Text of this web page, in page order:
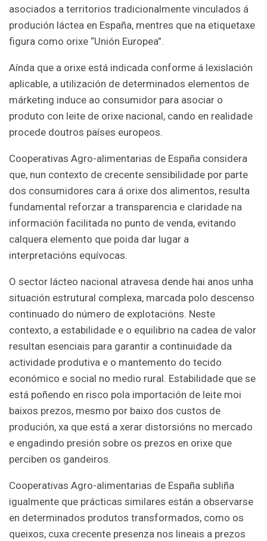
asociados a territorios tradicionalmente vinculados á
produción láctea en España, mentres que na etiquetaxe
figura como orixe “Unión Europea”.
Aínda que a orixe está indicada conforme á lexislación
aplicable, a utilización de determinados elementos de
márketing induce ao consumidor para asociar o
produto con leite de orixe nacional, cando en realidade
procede doutros países europeos.
Cooperativas Agro-alimentarias de España considera
que, nun contexto de crecente sensibilidade por parte
dos consumidores cara á orixe dos alimentos, resulta
fundamental reforzar a transparencia e claridade na
información facilitada no punto de venda, evitando
calquera elemento que poida dar lugar a
interpretacións equívocas.
O sector lácteo nacional atravesa dende hai anos unha
situación estrutural complexa, marcada polo descenso
continuado do número de explotacións. Neste
contexto, a estabilidade e o equilibrio na cadea de valor
resultan esenciais para garantir a continuidade da
actividade produtiva e o mantemento do tecido
económico e social no medio rural. Estabilidade que se
está poñendo en risco pola importación de leite moi
baixos prezos, mesmo por baixo dos custos de
produción, xa que está a xerar distorsións no mercado
e engadindo presión sobre os prezos en orixe que
perciben os gandeiros.
Cooperativas Agro-alimentarias de España subliña
igualmente que prácticas similares están a observarse
en determinados produtos transformados, como os
queixos, cuxa crecente presenza nos lineais a prezos